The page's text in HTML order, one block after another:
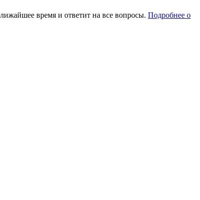
время и ответит на все вопросы. Подробнее о